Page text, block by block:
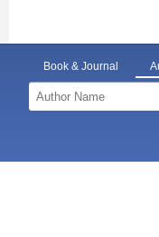
Book & Journal